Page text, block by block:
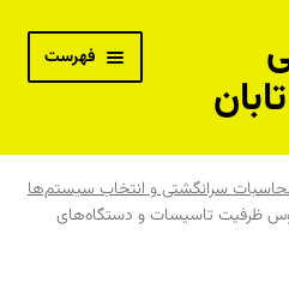
فهرست
– نقدی
سرانگشتی و انتخاب سیستم‌ها
ظرفیت تاسیسات و دستگاه‌های